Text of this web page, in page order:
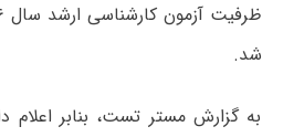
شد.
به گزارش مستر تست، بنابر اعلام